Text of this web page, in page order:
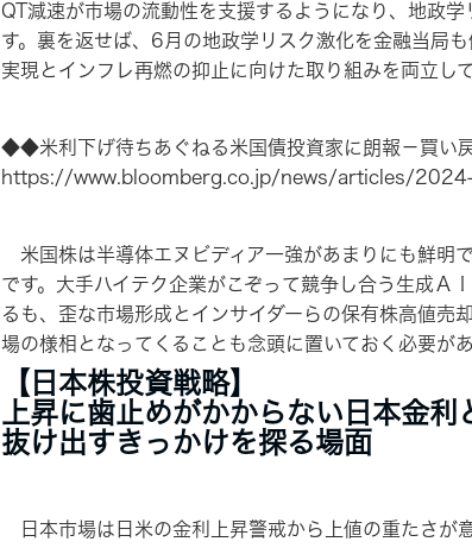
QT減速が市場の流動性を支援するようになり、地政
す。裏を返せば、6月の地政学リスク激化を金融当局
実現とインフレ再燃の抑止に向けた取り組みを両立し
◆◆米利下げ待ちあぐねる米国債投資家に朗報－買い
https://www.bloomberg.co.jp/news/articles/
米国株は半導体エヌビディア一強があまりにも鮮明
です。大手ハイテク企業がこぞって競争し合う生成Ａ
るも、歪な市場形成とインサイダーらの保有株高値売
場の様相となってくることも念頭に置いておく必要があ
【日本株投資戦略】
上昇に歯止めがかからない日本金
抜け出すきっかけを探る場面
日本市場は日米の金利上昇警戒から上値の重たさが